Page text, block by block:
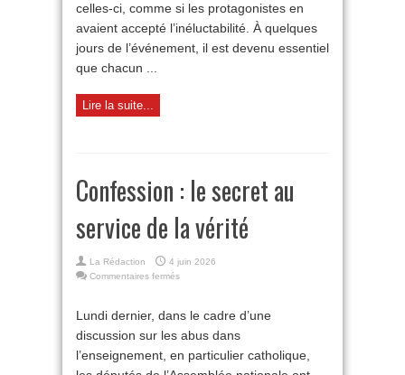
celles-ci, comme si les protagonistes en
avaient accepté l’inéluctabilité. À quelques
jours de l’événement, il est devenu essentiel
que chacun ...
Lire la suite...
Confession : le secret au
service de la vérité
La Rédaction
4 juin 2026
Commentaires ferméssur
secret
au
de
Lundi dernier, dans le cadre d’une
discussion sur les abus dans
l’enseignement, en particulier catholique,